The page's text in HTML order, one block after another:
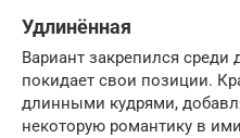
Удлинённая
Вариант закрепился среди
покидает свои позиции.
длинными кудрями,
некоторую романтику в